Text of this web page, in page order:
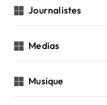
Journalistes
Medias
Musique